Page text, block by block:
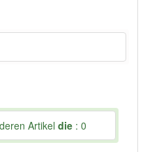
Artikeldie : 0